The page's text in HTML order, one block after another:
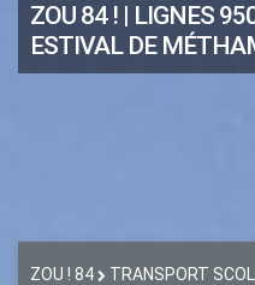
ZOU 84 ! | LIGNES
ESTIVAL DE
ZOU ! 84 TRANSPORT